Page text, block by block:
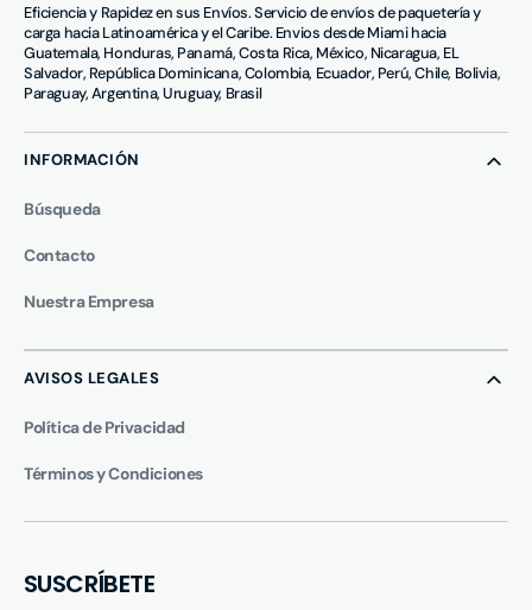
Eficiencia y Rapidez en sus Envíos. Servicio de envíos de paquetería y
carga hacia Latinoamérica y el Caribe. Envios desde Miami hacia
Guatemala, Honduras, Panamá, Costa Rica, México, Nicaragua, EL
Salvador, República Dominicana, Colombia, Ecuador, Perú, Chile, Bolivia,
Paraguay, Argentina, Uruguay, Brasil
INFORMACIÓN
Búsqueda
Contacto
Nuestra Empresa
AVISOS LEGALES
Política de Privacidad
Términos y Condiciones
SUSCRÍBETE